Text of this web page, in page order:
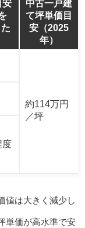
安
中古一戸建
て坪単価目
安（2025
年）
約114万円
／坪
度
値は大きく減少し
単価が高水準で安